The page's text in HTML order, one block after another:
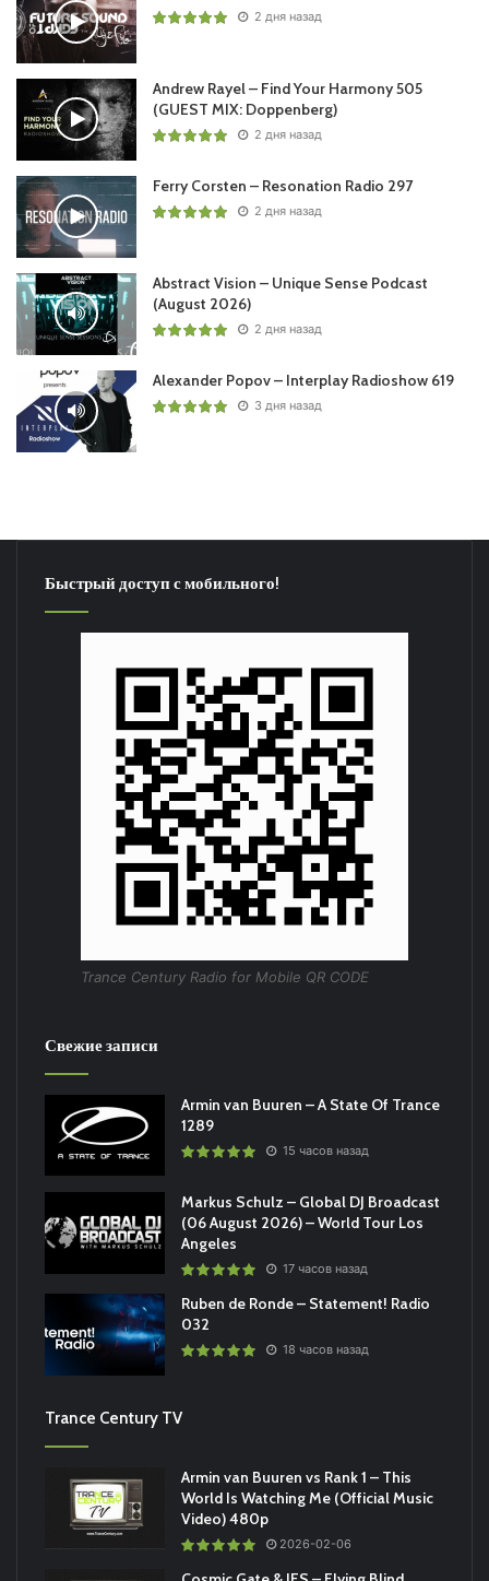
2 дня назад
Andrew Rayel – Find Your Harmony 505
(GUEST MIX: Doppenberg)
2 дня назад
Ferry Corsten – Resonation Radio 297
2 дня назад
Abstract Vision – Unique Sense Podcast
(August 2026)
2 дня назад
Alexander Popov – Interplay Radioshow 619
3 дня назад
Быстрый доступ с мобильного!
Trance Century Radio for Mobile QR CODE
Свежие записи
Armin van Buuren – A State Of Trance
1289
15 часов назад
Markus Schulz – Global DJ Broadcast
(06 August 2026) – World Tour Los
Angeles
17 часов назад
Ruben de Ronde – Statement! Radio
032
18 часов назад
Trance Century TV
Armin van Buuren vs Rank 1 – This
World Is Watching Me (Official Music
Video) 480p
2026-02-06